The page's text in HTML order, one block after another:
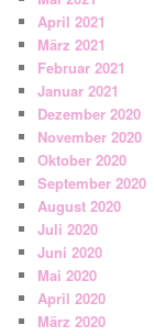
April 2021
März 2021
Februar 2021
Januar 2021
Dezember 2020
November 2020
Oktober 2020
September 2020
August 2020
Juli 2020
Juni 2020
Mai 2020
April 2020
März 2020